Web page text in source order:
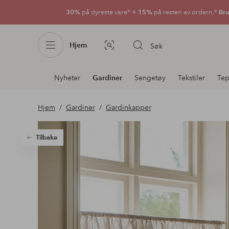
30% på dyreste vare* + 15%på resten av ordern.*
Hjem Bildesøk Søk
Avdelingsnavigering
Nyheter Gardiner Sengetøy Tekstiler
Hjem Gardiner Gardinkapper
Tilbake